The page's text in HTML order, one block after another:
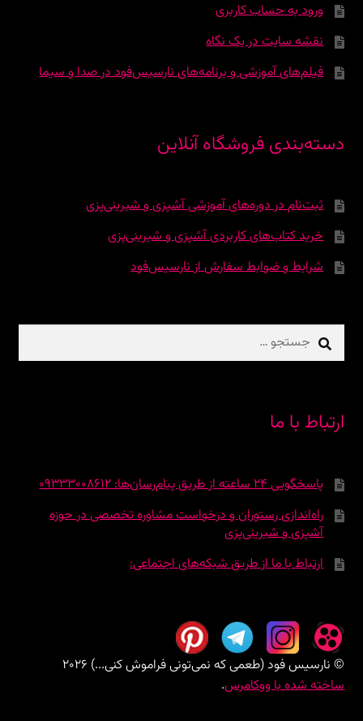
ورود به حساب کاربری
نقشه سایت در یک نگاه
فیلم‌های آموزشی و برنامه‌های نارسیس‌فود در صدا و سیما
دسته‌بندی فروشگاه آنلاین
ثبت‌نام در دوره‌‌های آموزشی آشپزی و شیرینی‌پزی
خرید کتاب‌های کاربردی آشپزی و شیرینی‌پزی
شرایط و ضوابط سفارش از نارسیس‌فود
جستجو
برای:
ارتباط با ما
پاسخگویی 24 ساعته از طریق پیام‌رسان‌ها: 09333008612
راه‌اندازی رستوران و درخواست مشاوره تخصصی در حوزه
آشپزی و شیرینی‌پزی
ارتباط با ما از طریق شبکه‌های اجتماعی:
© نارسیس فود (طعمی که نمی‌تونی فراموش کنی...) 2026
ساخته شده با ووکامرس.